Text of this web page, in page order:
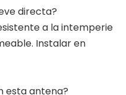
directa?
a la intemperie
Instalar en
esta antena?